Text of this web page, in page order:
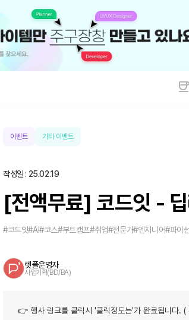
이벤트 기타 이벤트
작성일: 25.02.19
[전액무료] 코드잇 -
#코드잇#AI#코스#부트캠프#취업#전문가#엔지니어#파이썬
렛플운영자
사업기획(BD/BA)
👉 행사 링크를 클릭시 '클릭정도는'가 완료됩니다. (